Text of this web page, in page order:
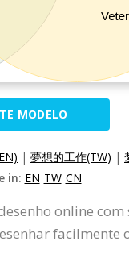
MODELO
| 夢想的工作(TW) |
in: EN TW CN
online